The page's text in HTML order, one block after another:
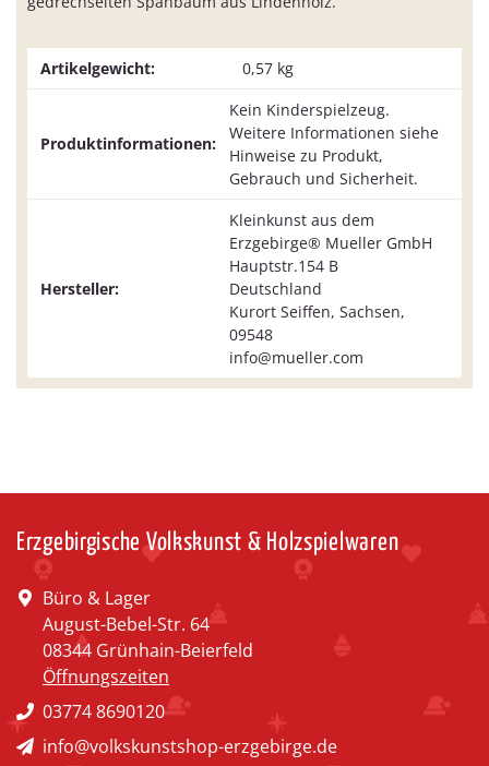
Artikelgewicht: 0,57 kg
Produktinformationen:
Kein Kinderspielzeug.
Weitere Informationen siehe
Hinweise zu Produkt,
Gebrauch und Sicherheit.
Hersteller:
Kleinkunst aus dem
Erzgebirge® Mueller GmbH
Hauptstr.154 B
Deutschland
Kurort Seiffen, Sachsen,
09548
info@mueller.com
Erzgebirgische Volkskunst & Holzspielwaren
Büro & Lager
August-Bebel-Str. 64
08344 Grünhain-Beierfeld
Öffnungszeiten
03774 8690120
info@volkskunstshop-erzgebirge.de